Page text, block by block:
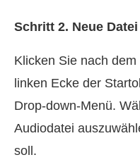
Schritt 2. Neue
Klicken Sie nach
linken Ecke der
Drop-down-Menü.
Audiodatei
soll.